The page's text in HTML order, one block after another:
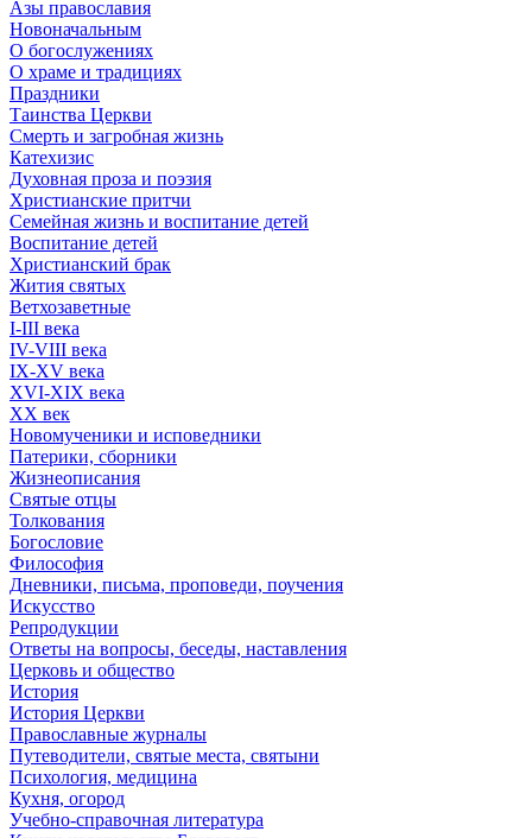
Азы православия
Новоначальным
О богослужениях
О храме и традициях
Праздники
Таинства Церкви
Смерть и загробная жизнь
Катехизис
Духовная проза и поэзия
Христианские притчи
Семейная жизнь и воспитание детей
Воспитание детей
Христианский брак
Жития святых
Ветхозаветные
I-III века
IV-VIII века
IX-XV века
XVI-XIX века
XX век
Новомученики и исповедники
Патерики, сборники
Жизнеописания
Святые отцы
Толкования
Богословие
Философия
Дневники, письма, проповеди, поучения
Искусство
Репродукции
Ответы на вопросы, беседы, наставления
Церковь и общество
История
История Церкви
Православные журналы
Путеводители, святые места, святыни
Психология, медицина
Кухня, огород
Учебно-справочная литература